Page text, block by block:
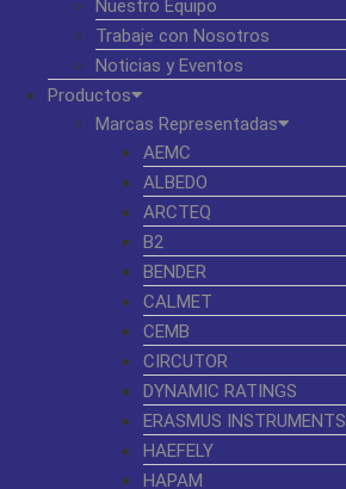
Nuestro Equipo
Trabaje con Nosotros
Noticias y Eventos
Productos
Marcas Representadas
AEMC
ALBEDO
ARCTEQ
B2
BENDER
CALMET
CEMB
CIRCUTOR
DYNAMIC RATINGS
ERASMUS INSTRUMENTS
HAEFELY
HAPAM